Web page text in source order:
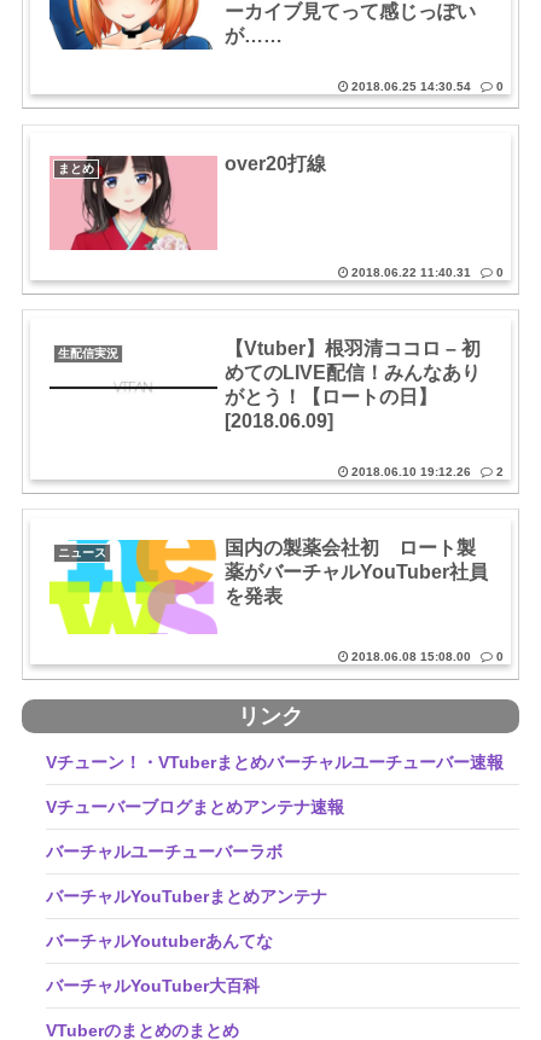
ーカイブ見てって感じっぽい
が……
2018.06.25 14:30.54 0
まとめ over20打線
2018.06.22 11:40.31 0
生配信実況
【Vtuber】根羽清ココロ – 初
めてのLIVE配信！みんなあり
がとう！【ロートの日】
[2018.06.09]
2018.06.10 19:12.26 2
ニュース
国内の製薬会社初 ロート製
薬がバーチャルYouTuber社員
を発表
2018.06.08 15:08.00 0
リンク
Vチューン！・VTuberまとめバーチャルユーチューバー速報
Vチューバーブログまとめアンテナ速報
バーチャルユーチューバーラボ
バーチャルYouTuberまとめアンテナ
バーチャルYoutuberあんてな
バーチャルYouTuber大百科
VTuberのまとめのまとめ